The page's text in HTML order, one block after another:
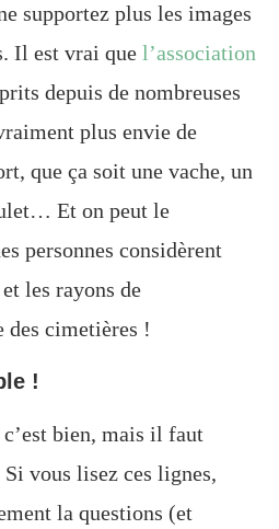
supportez plus les images
Il est vrai que l’association
depuis de nombreuses
plus envie de
que ça soit une vache, un
Et on peut le
personnes considèrent
les rayons de
des cimetières !
!
bien, mais il faut
vous lisez ces lignes,
la questions (et